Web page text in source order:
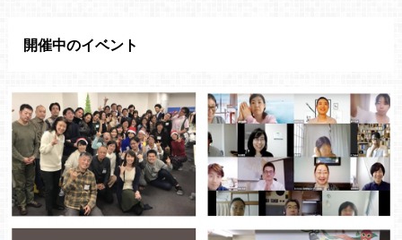
開催中のイベント